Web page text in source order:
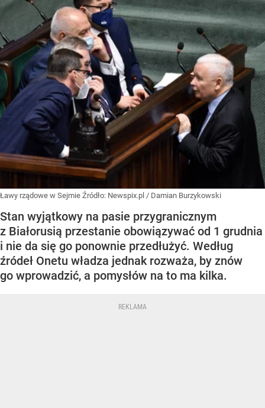
Ławy rządowe w Sejmie Źródło: Newspix.pl / Damian Burzykowski
Stan wyjątkowy na pasie przygranicznym
z Białorusią przestanie obowiązywać od 1 grudnia
i nie da się go ponownie przedłużyć. Według
źródeł Onetu władza jednak rozważa, by znów
go wprowadzić, a pomysłów na to ma kilka.